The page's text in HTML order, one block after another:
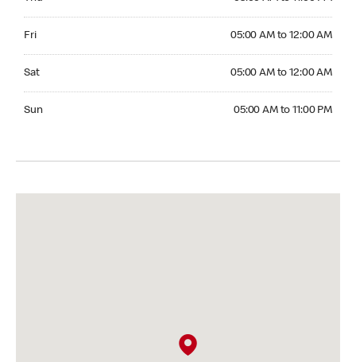
Fri 05:00 AM to 12:00 AM
Sat 05:00 AM to 12:00 AM
Sun 05:00 AM to 11:00 PM